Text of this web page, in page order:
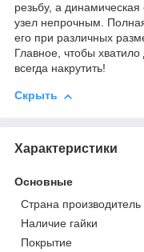
резьбу, а
узел непрочным.
его при различных
Главное, чтобы
всегда накрутить!
Скрыть
Характеристики
Основные
Страна производитель
Наличие гайки
Покрытие